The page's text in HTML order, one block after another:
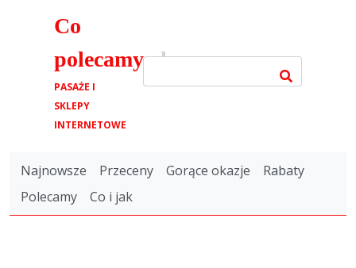
Co
polecamy.pl
PASAŻE I
SKLEPY
INTERNETOWE
Najnowsze Przeceny Gorące okazje
Rabaty
Polecamy
Co i jak